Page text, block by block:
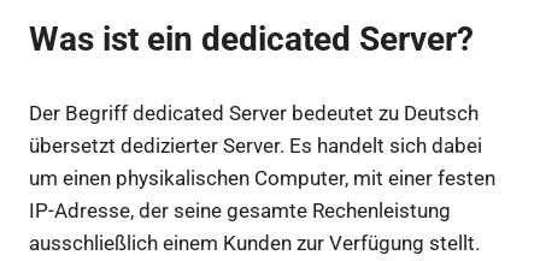
Was ist ein dedicated Server?
Der Begriff dedicated Server bedeutet zu Deutsch
übersetzt dedizierter Server. Es handelt sich dabei
um einen physikalischen Computer, mit einer festen
IP-Adresse, der seine gesamte Rechenleistung
ausschließlich einem Kunden zur Verfügung stellt.